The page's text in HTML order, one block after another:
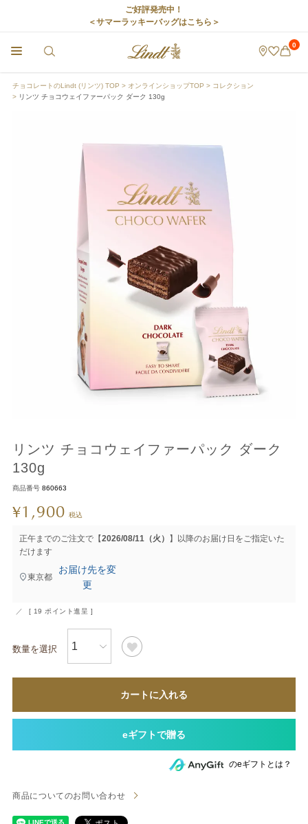
ご好評発売中！
＜サマーラッキーバッグはこちら＞
0
チョコレートのLindt (リンツ) TOP オンラインショップTOP
コレクション
リンツ チョコウェイファーパック ダーク 130g
リンツ チョコウェイファーパック ダーク
130g
商品番号 860663
¥1,900 税込
正午までのご注文で【2026/08/11（火）
】以降のお届け日をご指定いた
だけます
東京都
お届け先を変
更
[ 19 ポイント進呈 ]
カートに入れる
のeギフトとは？
商品についてのお問い合わせ